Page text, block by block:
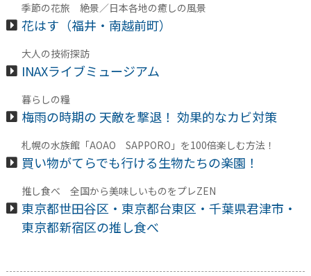
季節の花旅 絶景／日本各地の癒しの風景
花はす（福井・南越前町）
大人の技術探訪
INAXライブミュージアム
暮らしの糧
梅雨の時期の 天敵を撃退！ 効果的なカビ対策
札幌の水族館「AOAO SAPPORO」を100倍楽しむ方法！
買い物がてらでも行ける生物たちの楽園！
推し食べ 全国から美味しいものをプレZEN
東京都世田谷区・東京都台東区・千葉県君津市・
東京都新宿区の推し食べ